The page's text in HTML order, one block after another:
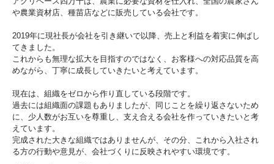
や農業資材店、種苗店などに販売している会社です。
2019年に現社長が会社を引き継いで以降、売上と利益を着実に伸ばし
てきました。
これからも無理な拡大を目指すのではなく、お客様への対応品質を高
めながら、丁寧に成長していきたいと考えています。
現在は、組織をゼロから作り直している段階です。
過去には組織面の課題もありましたが、同じことを繰り返さないため
に、少人数がお互いを尊重し、支え合える会社を作っていきたいと考
えています。
完成された大きな組織ではありませんが、その分、これから入社され
る方の行動や意見が、会社づくりに反映されやすい環境です。